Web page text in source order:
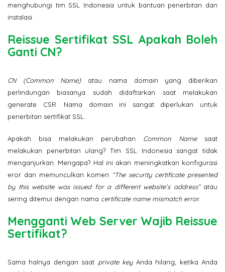
menghubungi tim SSL Indonesia untuk bantuan penerbitan dan
instalasi.
Reissue Sertifikat SSL Apakah Boleh
Ganti CN?
CN (Common Name)atau nama domain yang diberikan
perlindungan biasanya sudah didaftarkan saat melakukan
generate CSR. Nama domain ini sangat diperlukan untuk
penerbitan sertifikat SSL.
Apakah bisa melakukan perubahan Common Namesaat
melakukan penerbitan ulang? Tim SSL Indonesia sangat tidak
menganjurkan. Mengapa? Hal ini akan meningkatkan konfigurasi
eror dan memunculkan komen “The security certificate presented
by this website was issued for a different website’s address”atau
sering ditemui dengan nama certificate name mismatch error.
Mengganti Web Server Wajib Reissue
Sertifikat?
Sama halnya dengan saat private keyAnda hilang, ketika Anda